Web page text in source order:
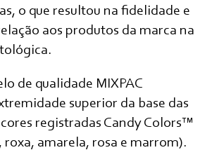
o que resultou na fidelidade e
aos produtos da marca na
de qualidade MIXPAC
superior da base das
registradas Candy Colors™
roxa, amarela, rosa e marrom).